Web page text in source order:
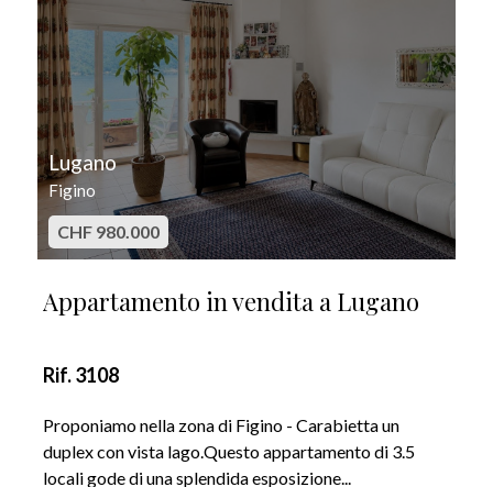
Lugano
Figino
CHF 980.000
Appartamento in vendita a Lugano
Rif. 3108
Proponiamo nella zona di Figino - Carabietta un
duplex con vista lago.Questo appartamento di 3.5
locali gode di una splendida esposizione...